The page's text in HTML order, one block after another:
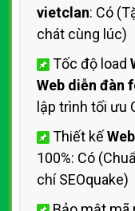
vietclan: Có
chát cùng lúc)
Tốc độ load
Web diễn đàn
lập trình tối ưu
Thiết kế
100%: Có
chí SEOquake)